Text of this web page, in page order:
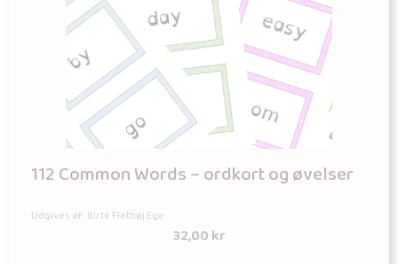
112 Common Words – ordkort og øvelser
Udgives af: Birte Flethøj Ege
32,00kr